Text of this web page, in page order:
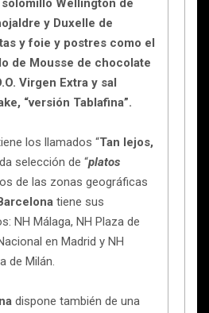
solomillo Wellington de
y Duxelle de
y foie y postres como el
de Mousse de chocolate
Virgen Extra y sal
“versión Tablafina”.
los llamados “Tan lejos,
selección de “platos
de las zonas geográficas
tiene sus
NH Málaga, NH Plaza de
en Madrid y NH
de Milán.
dispone también de una